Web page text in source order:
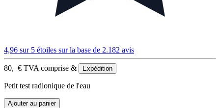
4,96 sur 5 étoiles sur la base de 2.182 avis
80,–€ TVA comprise & Expédition
Petit test radionique de l'eau
Ajouter au panier